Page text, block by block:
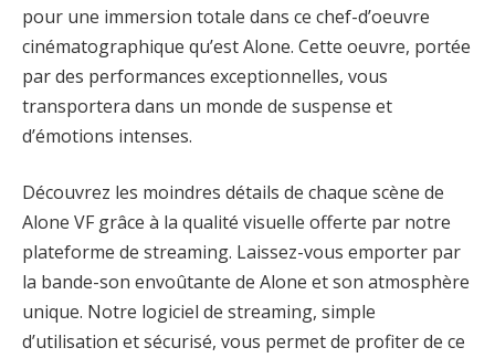
pour une immersion totale dans ce chef-d’oeuvre
cinématographique qu’est Alone. Cette oeuvre, portée
par des performances exceptionnelles, vous
transportera dans un monde de suspense et
d’émotions intenses.
Découvrez les moindres détails de chaque scène de
Alone VF grâce à la qualité visuelle offerte par notre
plateforme de streaming. Laissez-vous emporter par
la bande-son envoûtante de Alone et son atmosphère
unique. Notre logiciel de streaming, simple
d’utilisation et sécurisé, vous permet de profiter de ce